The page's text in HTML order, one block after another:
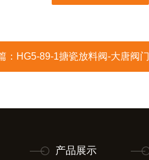
： HG5-89-1搪瓷放料阀-大唐阀门
产品展示